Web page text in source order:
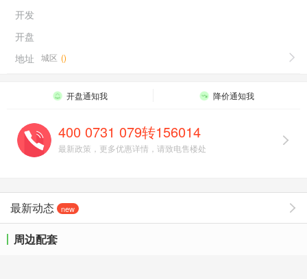
开发
开盘
地址
城区 ()
开盘通知我 降价通知我
400 0731 079转156014
最新政策，更多优惠详情，请致电售楼处
最新动态 new
周边配套